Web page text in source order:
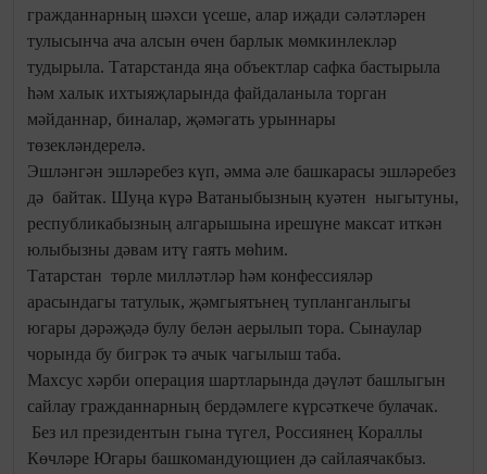
гражданнарның шәхси үсеше, алар иҗади сәләтләрен
тулысынча ача алсын өчен барлык мөмкинлекләр
тудырыла. Татарстанда яңа объектлар сафка бастырыла
һәм халык ихтыяҗларында файдаланыла торган
мәйданнар, биналар, җәмәгать урыннары
төзекләндерелә.
Эшләнгән эшләребез күп, әмма әле башкарасы эшләребез
дә байтак. Шуңа күрә Ватаныбызның куәтен ныгытуны,
республикабызның алгарышына ирешүне максат иткән
юлыбызны дәвам итү гаять мөһим.
Татарстан төрле милләтләр һәм конфессияләр
арасындагы татулык, җәмгыятьнең тупланганлыгы
югары дәрәҗәдә булу белән аерылып тора. Сынаулар
чорында бу бигрәк тә ачык чагылыш таба.
Махсус хәрби операция шартларында дәүләт башлыгын
сайлау гражданнарның бердәмлеге күрсәткече булачак.
Без ил президентын гына түгел, Россиянең Кораллы
Көчләре Югары башкомандующиен дә сайлаячакбыз.